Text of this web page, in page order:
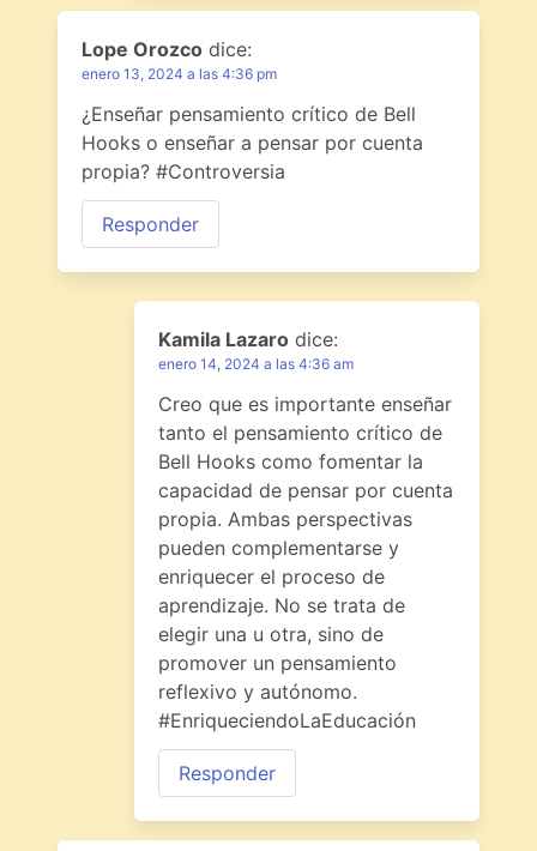
Lope Orozco dice:
enero 13, 2024 a las 4:36 pm
¿Enseñar pensamiento crítico de Bell
Hooks o enseñar a pensar por cuenta
propia? #Controversia
Responder
Kamila Lazaro dice:
enero 14, 2024 a las 4:36 am
Creo que es importante enseñar
tanto el pensamiento crítico de
Bell Hooks como fomentar la
capacidad de pensar por cuenta
propia. Ambas perspectivas
pueden complementarse y
enriquecer el proceso de
aprendizaje. No se trata de
elegir una u otra, sino de
promover un pensamiento
reflexivo y autónomo.
#EnriqueciendoLaEducación
Responder